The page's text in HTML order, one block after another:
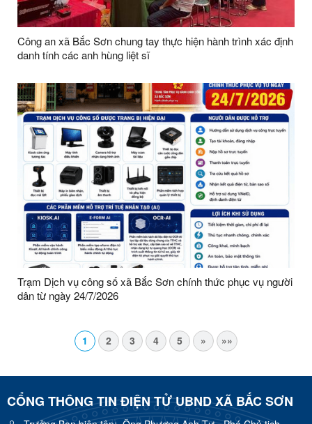
Công an xã Bắc Sơn chung tay thực hiện hành trình xác định
danh tính các anh hùng liệt sĩ
Trạm Dịch vụ công số xã Bắc Sơn chính thức phục vụ người
dân từ ngày 24/7/2026
1 2 3 4 5 » »»
CỔNG THÔNG TIN ĐIỆN TỬ UBND XÃ BẮC SƠN